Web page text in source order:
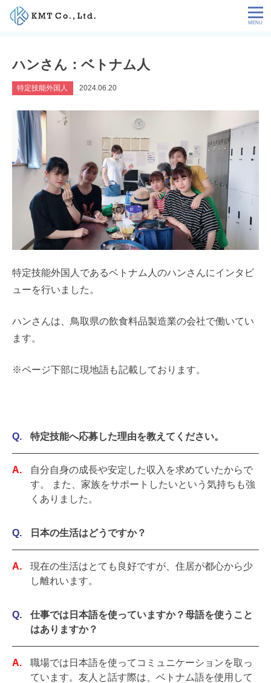
Skip
NEWS
サービス
お客様の声
特定技能コラム
採用情報
ハンさん：ベトナム人
特定技能外国人 2024.06.20
特定技能外国人であるベトナム人のハンさんにインタビ
ューを行いました。
ハンさんは、鳥取県の飲食料品製造業の会社で働いてい
ます。
※ページ下部に現地語も記載しております。
特定技能へ応募した理由を教えてください。
自分自身の成長や安定した収入を求めていたからで
す。 また、家族をサポートしたいという気持ちも強
くありました。
日本の生活はどうですか？
現在の生活はとても良好ですが、住居が都心から少
し離れいます。
仕事では日本語を使っていますか？母語を使うこと
はありますか？
職場では日本語を使ってコミュニケーションを取っ
ています。友人と話す際は、ベトナム語を使用して